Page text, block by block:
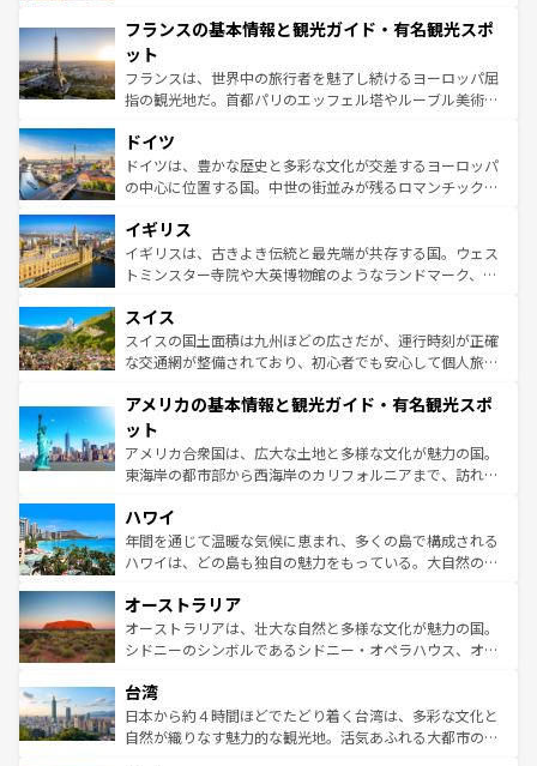
ませてくれるイタリアで、忘れられない旅をしてみよう！
なお、新着のイタリア情報は
しい。
文化が根付くこの国では、情熱的なフラメンコ、熱気あふ
れる闘牛、そして美味しいタパスが生活の一部となってい
る。首都マドリードの洗練された雰囲気や、バルセロナの
アートに溢れた街角から、地方では古代ローマ遺跡や中世
せる。地方によって風土や気候が異なるスペインはその個
性で訪れる人を魅了する。 なお、新着のスペイン情報は コ
ンテンツ一覧を参照してほしい。
フランスの基本情報と観光ガイド・有名観光スポ
ット
フランスは、世界中の旅行者を魅了し続けるヨーロッパ屈
指の観光地だ。首都パリのエッフェル塔やルーブル美術館
で、幅広い魅力が詰まっている。華麗な宮殿、歴史的な大
聖堂、美しいビーチ、そして豊かな自然が、訪れる者を心
から魅了する。また、フランスは美食の国としても知ら
いる。シャンパンの発祥地であるランス、プロヴァンスの
香り高いラベンダー畑など、多彩な楽しみ方が可能だ。さ
らに、パリ以外の地域にも魅力が溢れており、どの街角に
れる地方に足を運ぶとそれぞれで全く異なる文化を体験で
きるだろう。 なお、新着のフランス情報はコンテンツ一覧
を参照してほしい。
ドイツ
ドイツは、豊かな歴史と多彩な文化が交差するヨーロッパ
の中心に位置する国。中世の街並みが残るロマンチック街
顔を持つこの国は、どこを歩いても飽きることがない。ベ
ルリンの文化的活気、バイエルン州のアルプスの絶景、そ
してライン川沿いのワイン畑といった風景は必見。ビール
は、お酒好きな人にはぜひ体験してほしい。 なお、新着の
ドイツ情報はコンテンツ一覧を参照してほしい。
イギリス
イギリスは、古きよき伝統と最先端が共存する国。ウェス
トミンスター寺院や大英博物館のようなランドマーク、歴
リアごとに異なる魅力がある。また、優雅なアフタヌーン
ティー、ビール好きにはたまらない英国パブ、サッカー観
戦など、本場だからこそできる体験も豊富。イギリスを旅
ンツ一覧を参照してほしい。
スイス
スイスの国土面積は九州ほどの広さだが、運行時刻が正確
な交通網が整備されており、初心者でも安心して個人旅行
の建物がそのまま残る町や、スイスならではのユニークな
博物館もあり、アルプス観光だけでなく町歩きも満喫する
ことができる。国民の所得が高いため物価も高いが、旅行
者向けの交通パス提供のサービスもあり、うまく活用すれ
着のスイス情報は
アメリカの基本情報と観光ガイド・有名観光スポ
ット
アメリカ合衆国は、広大な土地と多様な文化が魅力の国。
東海岸の都市部から西海岸のカリフォルニアまで、訪れる
のような巨大都市は、観光、ショッピング、エンターテイ
ンメントが詰まった刺激的なスポットだ。一方、アメリカ
西部には大自然が広がり、グランドキャニオンやイエロー
部のニューオーリンズでは、音楽と美食が融合した独特の
文化が魅力。旅行者はアメリカの各地域で異なる魅力を楽
しみながら、その多様性と豊かな歴史を感じることができ
ならではの贅沢な旅のスタイルだ。 なお、新着のアメリカ
情報はコンテンツ一覧を参照してほしい。
ハワイ
年間を通じて温暖な気候に恵まれ、多くの島で構成される
ハワイは、どの島も独自の魅力をもっている。大自然の神
ワイ島は見逃せない。また、定番の観光地といえばオアフ
島だが、静かな自然を求めるならマウイ島やカウアイ島が
おすすめ。エメラルドグリーンに輝く海をはじめ、豊かな
れるおもてなしの心で訪れる人々を迎えてくれるハワイの
人々、おいしいローカルフードやハワイアンミュージッ
ク、伝統的なフラダンスなど、すべてがハワイの魅力を彩
オーストラリア
オーストラリアは、壮大な自然と多様な文化が魅力の国。
シドニーのシンボルであるシドニー・オペラハウス、オー
リアリーフや大陸中央部にそびえるウルル（エアーズロッ
ク）、タスマニアの美しい原生林やケアンズの熱帯雨林な
ど、見どころがたくさん。また、カフェやワイン、オージ
台湾
日本から約４時間ほどでたどり着く台湾は、多彩な文化と
自然が織りなす魅力的な観光地。活気あふれる大都市の台